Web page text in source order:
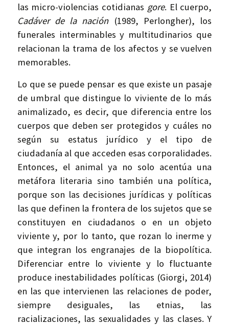
las micro-violencias cotidianas gore. El cuerpo,
Cadáver de la nación(1989, Perlongher), los
funerales interminables y multitudinarios que
relacionan la trama de los afectos y se vuelven
memorables.
Lo que se puede pensar es que existe un pasaje
de umbral que distingue lo viviente de lo más
animalizado, es decir, que diferencia entre los
cuerpos que deben ser protegidos y cuáles no
según su estatus jurídico y el tipo de
ciudadanía al que acceden esas corporalidades.
Entonces, el animal ya no solo acentúa una
metáfora literaria sino también una política,
porque son las decisiones jurídicas y políticas
las que definen la frontera de los sujetos que se
constituyen en ciudadanos o en un objeto
viviente y, por lo tanto, que rozan lo inerme y
que integran los engranajes de la biopolítica.
Diferenciar entre lo viviente y lo fluctuante
produce inestabilidades políticas (Giorgi, 2014)
en las que intervienen las relaciones de poder,
siempre desiguales, las etnias, las
racializaciones, las sexualidades y las clases. Y